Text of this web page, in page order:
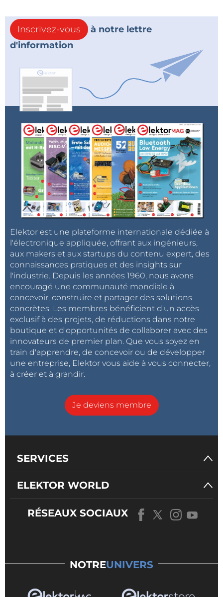
Inscrivez-vous
à notre lettre
d'information
Elektor est une plateforme internationale dédiée à
l'électronique appliquée, offrant aux ingénieurs,
aux makers et aux startups du contenu expert, des
connaissances pratiques et des insights sur
l'industrie. Depuis les années 1960, nous avons
encouragé une communauté mondiale à
concevoir, construire et partager des solutions
concrètes. Les membres bénéficient d'un accès
exclusif à des projets, de réductions dans notre
boutique et d'opportunités de collaborer avec des
innovateurs de premier plan. Que vous soyez en
train d'apprendre, de concevoir ou de développer
une entreprise, Elektor vous aide à vous connecter,
à créer et à grandir.
Je deviens membre
SERVICES
ELEKTOR WORLD
RÉSEAUX SOCIAUX
NOTREUNIVERS